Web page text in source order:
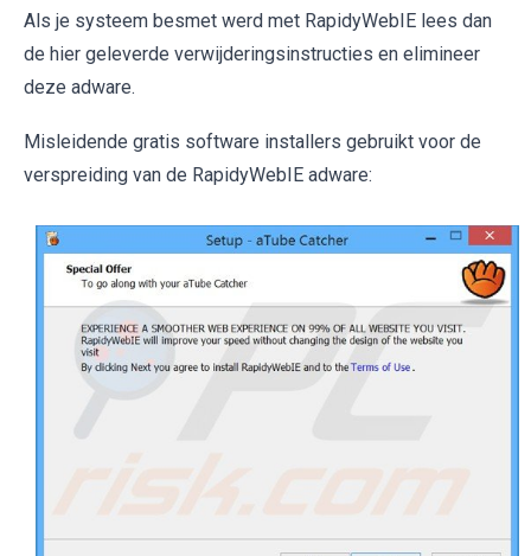
Als je systeem besmet werd met RapidyWebIE lees dan
de hier geleverde verwijderingsinstructies en elimineer
deze adware.
Misleidende gratis software installers gebruikt voor de
verspreiding van de RapidyWebIE adware: